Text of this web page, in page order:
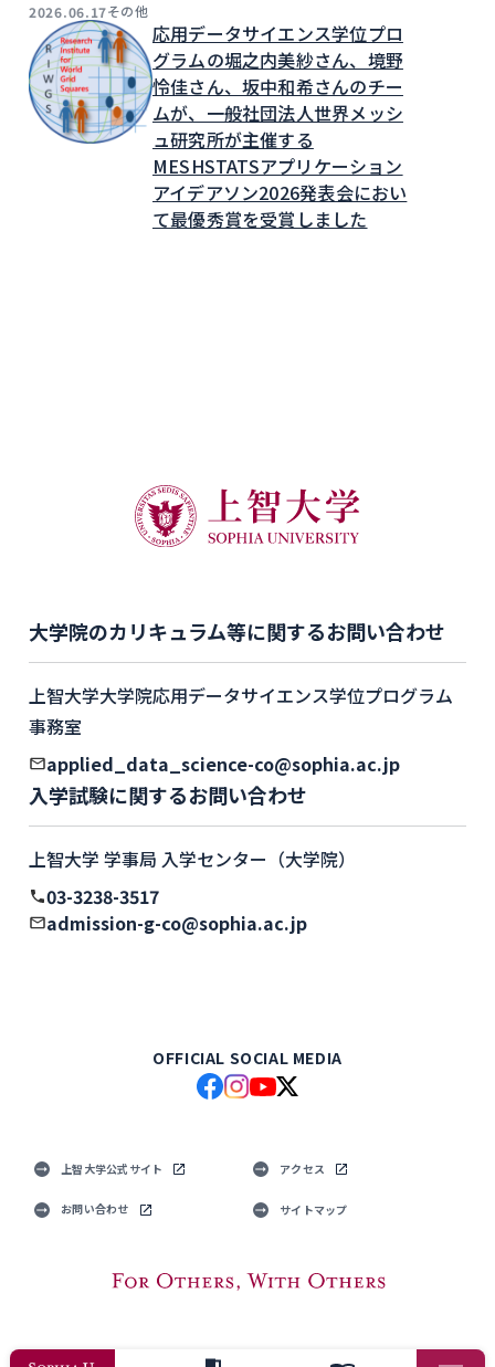
2026.06.17その他
応用データサイエンス学位プロ
グラムの堀之内美紗さん、境野
怜佳さん、坂中和希さんのチー
ムが、一般社団法人世界メッシ
ュ研究所が主催する
MESHSTATSアプリケーション
アイデアソン2026発表会におい
て最優秀賞を受賞しました
大学院のカリキュラム等に関するお問い合わせ
上智大学大学院応用データサイエンス学位プログラム
事務室
applied_data_science-co@sophia.ac.jp
入学試験に関するお問い合わせ
上智大学 学事局 入学センター（大学院）
03-3238-3517
admission-g-co@sophia.ac.jp
OFFICIAL SOCIAL MEDIA
上智大学公式サイト アクセス
お問い合わせ サイトマップ